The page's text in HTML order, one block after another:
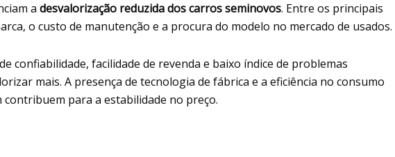
a desvalorização reduzida dos carros seminovos. Entre os principais
o custo de manutenção e a procura do modelo no mercado de usados.
confiabilidade, facilidade de revenda e baixo índice de problemas
mais. A presença de tecnologia de fábrica e a eficiência no consumo
para a estabilidade no preço.